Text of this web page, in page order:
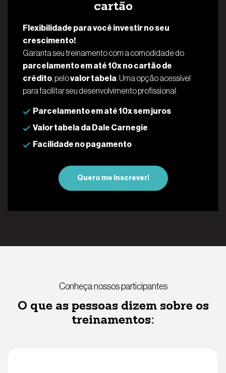
cartão
Flexibilidade para você investir no seu
crescimento!
Garanta seu treinamento com a comodidade do
parcelamento em até 10x no cartão de
crédito , pelovalor tabela . Uma opção acessível
para facilitar seu desenvolvimento profissional.
Parcelamento em até 10x sem juros
Valor tabela da Dale Carnegie
Facilidade no pagamento
Quero me Inscrever!
Conheça nossos participantes
O que as pessoas dizem sobre os
treinamentos: